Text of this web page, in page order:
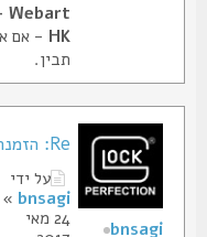
Webart - דביר, מייסד הסליק
- אם אני
תבין.
Re: הזמנת תעודות החבר של הסליק
על ידי
bnsagi
»
24 מאי
bnsagi